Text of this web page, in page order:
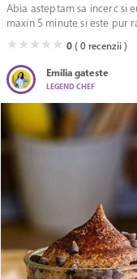
Abia asteptam sa incerc si
maxin 5 minute si este pur
( )
★( )
★( )
★( )
★( )
★ 0( 0 recenzii )
Emilia gateste
LEGEND CHEF